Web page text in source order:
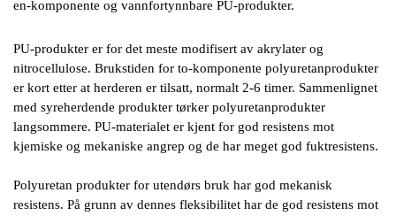
en-komponente og vannfortynnbare PU-produkter.
PU-produkter er for det meste modifisert av akrylater og
nitrocellulose. Brukstiden for to-komponente polyuretanprodukter
er kort etter at herderen er tilsatt, normalt 2-6 timer. Sammenlignet
med syreherdende produkter tørker polyuretanprodukter
langsommere. PU-materialet er kjent for god resistens mot
kjemiske og mekaniske angrep og de har meget god fuktresistens.
Polyuretan produkter for utendørs bruk har god mekanisk
resistens. På grunn av dennes fleksibilitet har de god resistens mot